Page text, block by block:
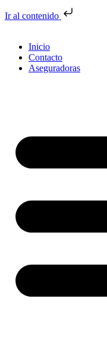
Ir al contenido
Inicio
Contacto
Aseguradoras